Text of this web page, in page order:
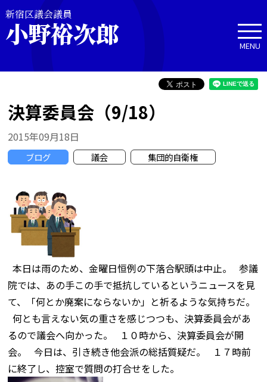
新宿区議会議員
小野裕次郎 MENU
決算委員会（9/18）
2015年09月18日
ブログ 議会 集団的自衛権
本日は雨のため、金曜日恒例の下落合駅頭は中止。 参議
院では、あの手この手で抵抗しているというニュースを見
て、「何とか廃案にならないか」と祈るような気持ちだ。
何とも言えない気の重さを感じつつも、決算委員会があ
るので議会へ向かった。 １０時から、決算委員会が開
会。 今日は、引き続き他会派の総括質疑だ。 １７時前
に終了し、控室で質問の打合せをした。